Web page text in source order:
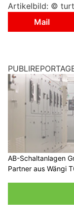
Artikelbild: ©
Mail
AB-Schaltanlagen
Partner aus Wängi